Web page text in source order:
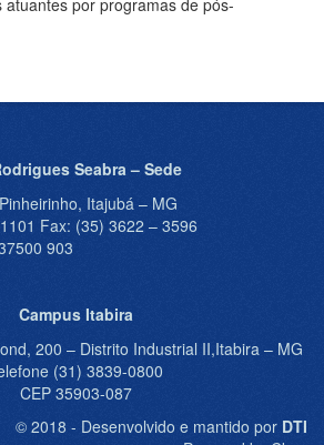
atuantes por programas de pós-
Seabra – Sede
Itajubá – MG
Fax: (35) 3622 – 3596
903
Campus Itabira
200 – Distrito Industrial II,Itabira – MG
(31) 3839-0800
CEP 35903-087
© 2018 - Desenvolvido e mantido por DTI